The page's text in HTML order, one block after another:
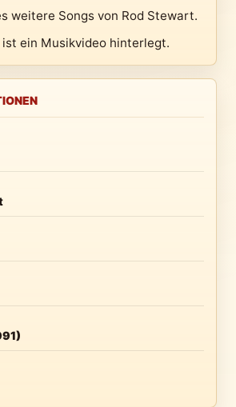
weitere Songs von Rod Stewart.
ist ein Musikvideo hinterlegt.